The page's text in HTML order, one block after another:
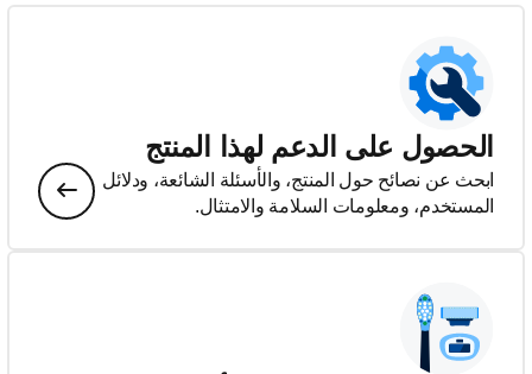
الحصول على الدعم لهذا المنتج
ابحث عن نصائح حول المنتج، والأسئلة الشائعة، ودلائل
المستخدم، ومعلومات السلامة والامتثال.